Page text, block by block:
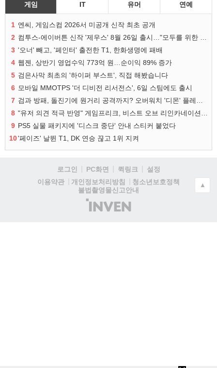
게임 IT 유머 연예
1 엔씨, 게임스컴 2026서 미공개 신작 최초 공개
2
3 '오너' 빼고, '페인터' 출전한 T1, 한화생명에 패배
4 웹젠, 상반기 영업수익 773억 원…순이익 89% 증가
5 검은사막 최초의 '하이퍼 부스트', 직접 해봤습니다
6 모바일 MMOTPS '더 디비전 리서전스', 6일 스팀에도 출시
7
8
9 PS5 실물 패키지에 '디스크 중단' 안내 스티커 붙었다
10'페이즈' 날뛴 T1, DK 연승 끊고 1위 지켜
로그인 PC화면 퀵링크
설정
이용약관
개인정보처리방침
청소년보호정책
불법촬영물신고안내
(주)
인
▲